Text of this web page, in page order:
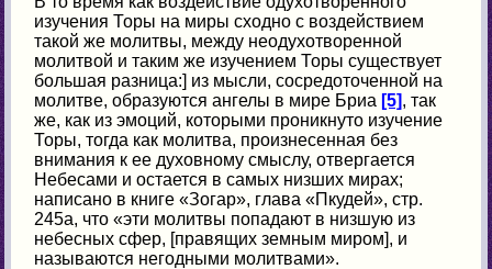
изучения Торы на миры сходно с воздействием
такой же молитвы, между неодухотворенной
молитвой и таким же изучением Торы существует
большая разница:] из мысли, сосредоточенной на
молитве, образуются ангелы в мире Бриа [5], так
же, как из эмоций, которыми проникнуто изучение
Торы, тогда как молитва, произнесенная без
внимания к ее духовному смыслу, отвергается
Небесами и остается в самых низших мирах;
написано в книге «Зогаp», глава «Пкудей», стр.
245а, что «эти молитвы попадают в низшую из
небесных сфер, [правящих земным миром], и
называются негодными молитвами».